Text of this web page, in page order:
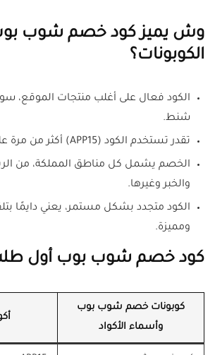
وش يميز كود خصم شوب
الكوبونات؟
الكود فعال على أغلب منتجات الموقع،
شنط.
تقدر تستخدم الكود (APP15) أكثر من مرة على طلبات مختلفة.
الخصم يشمل كل مناطق المملكة، من
والخبر وغيرها.
الكود متجدد بشكل مستمر، يعني دايمًا
ومميزة.
كود خصم شوب بوب أول
كوبونات خصم شوب بوب
وأسماء الأكواد